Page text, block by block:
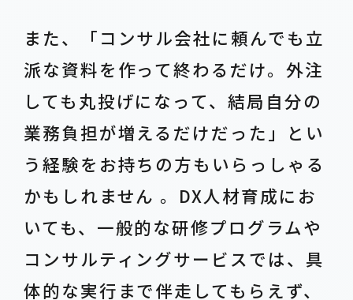
また、「コンサル会社に頼んでも立
派な資料を作って終わるだけ。外注
しても丸投げになって、結局自分の
業務負担が増えるだけだった」とい
う経験をお持ちの方もいらっしゃる
かもしれません 。DX人材育成にお
いても、一般的な研修プログラムや
コンサルティングサービスでは、具
体的な実行まで伴走してもらえず、